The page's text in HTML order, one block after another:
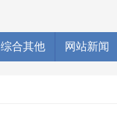
综合其他 网站新闻